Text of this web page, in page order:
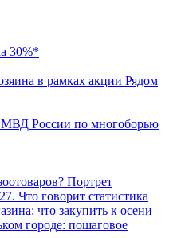
30%*
в рамках акции Рядом
России по многоборью
Портрет
Что говорит статистика
что закупить к осени
городе: пошаговое